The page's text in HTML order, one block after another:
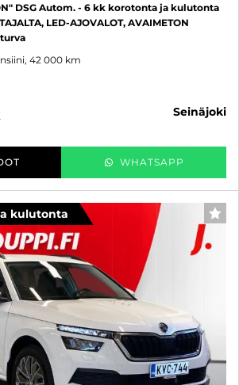
DSG Autom. - 6 kk korotonta ja kulutonta
LED-AJOVALOT, AVAIMETON
42 000 km
seinäjoki
WHATSAPP
kulutonta